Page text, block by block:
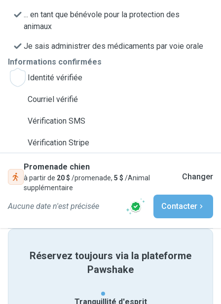
... en tant que bénévole pour la protection des
animaux
Je sais administrer des médicaments par voie orale
Informations confirmées
Identité vérifiée
Courriel vérifié
Vérification SMS
Vérification Stripe
Promenade chien
à partir de 20 $ /promenade, 5 $ /Animal
supplémentaire
Changer
Aucune date n'est précisée Contacter
Réservez toujours via la plateforme
Pawshake
Tranquillité d'esprit